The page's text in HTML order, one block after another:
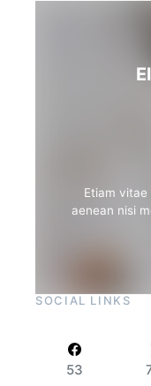
Etiam vitae
aenean nisi
SOCIAL LINKS
53